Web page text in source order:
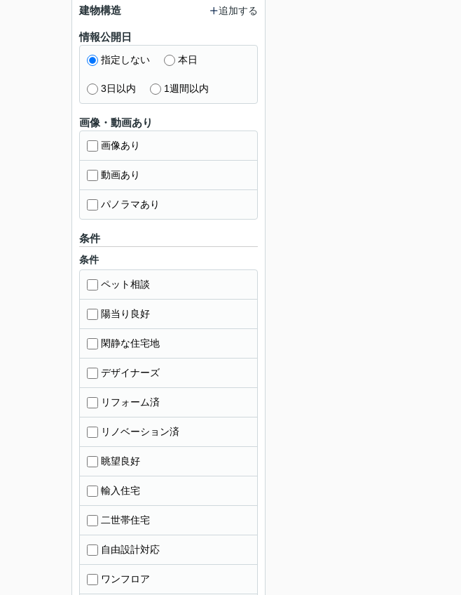
建物構造 追加する
情報公開日
指定しない 本日
3日以内 1週間以内
画像・動画あり
画像あり
動画あり
パノラマあり
条件
条件
ペット相談
陽当り良好
閑静な住宅地
デザイナーズ
リフォーム済
リノベーション済
眺望良好
輸入住宅
二世帯住宅
自由設計対応
ワンフロア